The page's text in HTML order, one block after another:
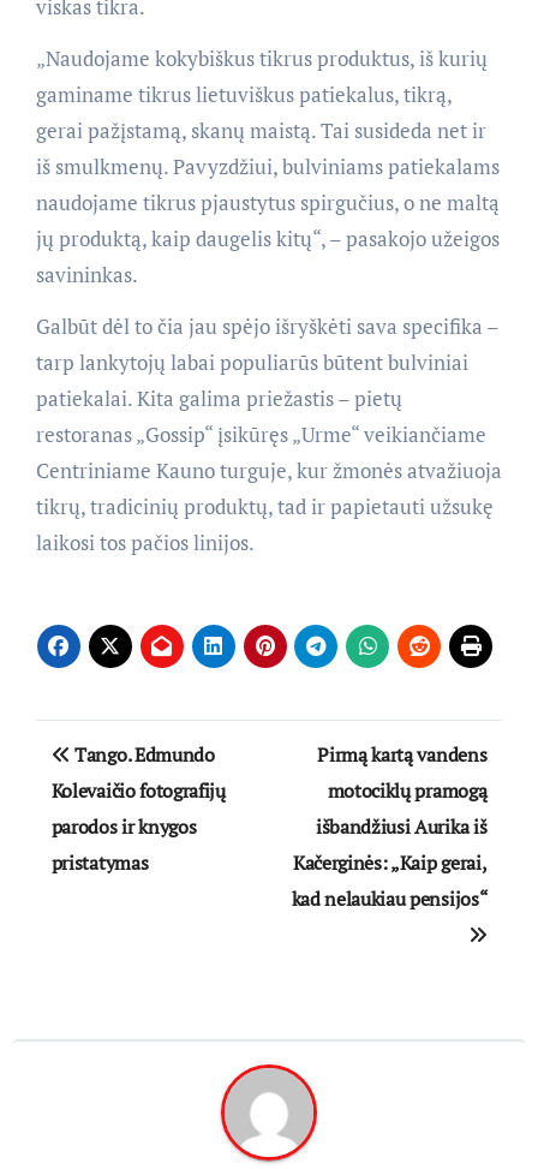
viskas tikra.
„Naudojame kokybiškus tikrus produktus, iš kurių
gaminame tikrus lietuviškus patiekalus, tikrą,
gerai pažįstamą, skanų maistą. Tai susideda net ir
iš smulkmenų. Pavyzdžiui, bulviniams patiekalams
naudojame tikrus pjaustytus spirgučius, o ne maltą
jų produktą, kaip daugelis kitų“, – pasakojo užeigos
savininkas.
Galbūt dėl to čia jau spėjo išryškėti sava specifika –
tarp lankytojų labai populiarūs būtent bulviniai
patiekalai. Kita galima priežastis – pietų
restoranas „Gossip“ įsikūręs „Urme“ veikiančiame
Centriniame Kauno turguje, kur žmonės atvažiuoja
tikrų, tradicinių produktų, tad ir papietauti užsukę
laikosi tos pačios linijos.
Navigacija
tarp
įrašų
Tango. Edmundo
Kolevaičio fotografijų
parodos ir knygos
pristatymas
Pirmą kartą vandens
motociklų pramogą
išbandžiusi Aurika iš
Kačerginės: „Kaip gerai,
kad nelaukiau pensijos“